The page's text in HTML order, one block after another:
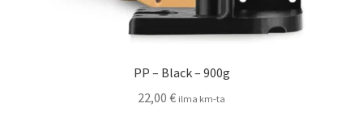
PP – Black – 900g
22,00 € ilma km-ta